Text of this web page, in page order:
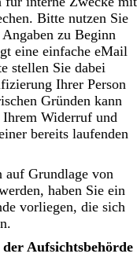
Bitte nutzen Sie
zu Beginn
eine einfache eMail
stellen Sie dabei
Ihrer Person
Gründen kann
Ihrem Widerruf und
bereits laufenden
auf Grundlage von
haben Sie ein
vorliegen, die sich
Aufsichtsbehörde